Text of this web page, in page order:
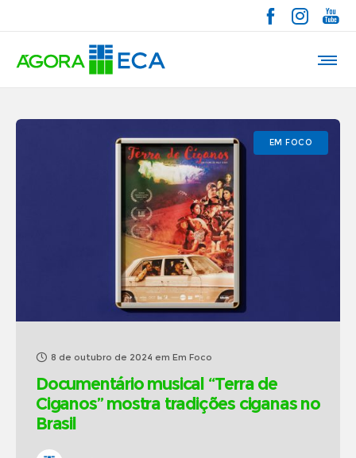
EM FOCO
8 de outubro de 2024 em Em Foco
Documentário musical “Terra de
Ciganos” mostra tradições ciganas no
Brasil